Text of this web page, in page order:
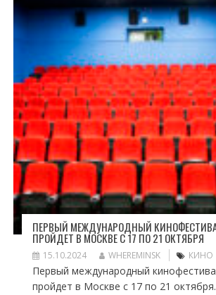
ПЕРВЫЙ МЕЖДУНАРОДНЫЙ
ПРОЙДЕТ В МОСКВЕ С 17 ПО 21 ОКТЯБРЯ
15.10.2024 WHEREMINSK КИНО
Первый международный
пройдет в Москве с 17 по 21